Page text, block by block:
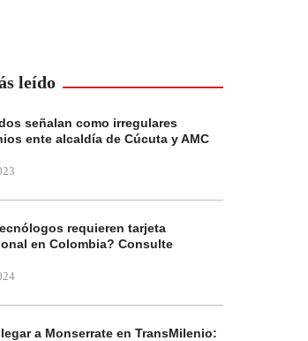
leído
señalan como irregulares
ente alcaldía de Cúcuta y AMC
requieren tarjeta
en Colombia? Consulte
a Monserrate en TransMilenio: